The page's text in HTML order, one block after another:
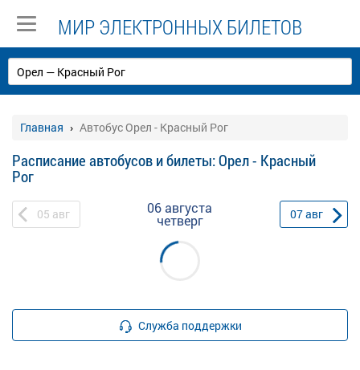
МИР ЭЛЕКТРОННЫХ БИЛЕТОВ
Главная Автобус Орел - Красный Рог
Расписание автобусов и билеты: Орел - Красный
Рог
05 авг 06 августа
четверг 07авг
Служба поддержки